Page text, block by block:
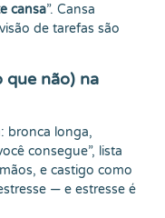
cansa”. Cansa
de tarefas são
que não) na
bronca longa,
consegue”, lista
e castigo como
— e estresse é